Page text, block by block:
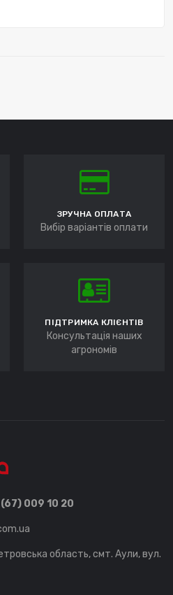
ЗРУЧНА ОПЛАТА
Вибір варіантів оплати
ПІДТРИМКА КЛІЄНТІВ
Консультація наших
агрономів
009 10 20
область, смт. Аули, вул.